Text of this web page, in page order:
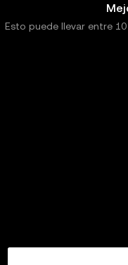
Esto puede llevar entre